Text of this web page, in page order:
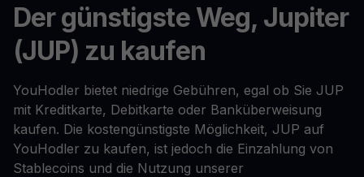
Der günstigste Weg, Jupiter
(JUP) zu kaufen
YouHodler bietet niedrige Gebühren, egal ob Sie JUP
mit Kreditkarte, Debitkarte oder Banküberweisung
kaufen. Die kostengünstigste Möglichkeit, JUP auf
YouHodler zu kaufen, ist jedoch die Einzahlung von
Stablecoins und die Nutzung unserer